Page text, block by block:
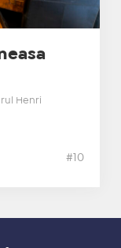
Henri
#10